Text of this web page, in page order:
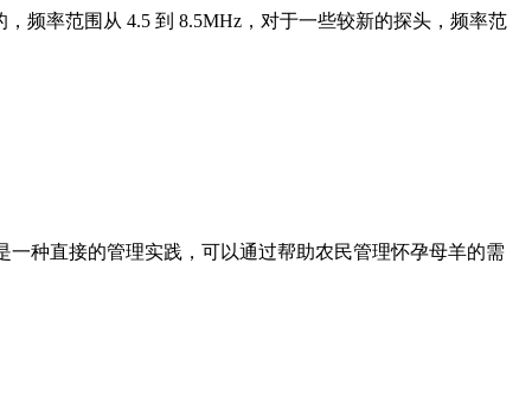
频率范围从 4.5 到 8.5MHz，对于一些较新的探头，频率范
种直接的管理实践，可以通过帮助农民管理怀孕母羊的需